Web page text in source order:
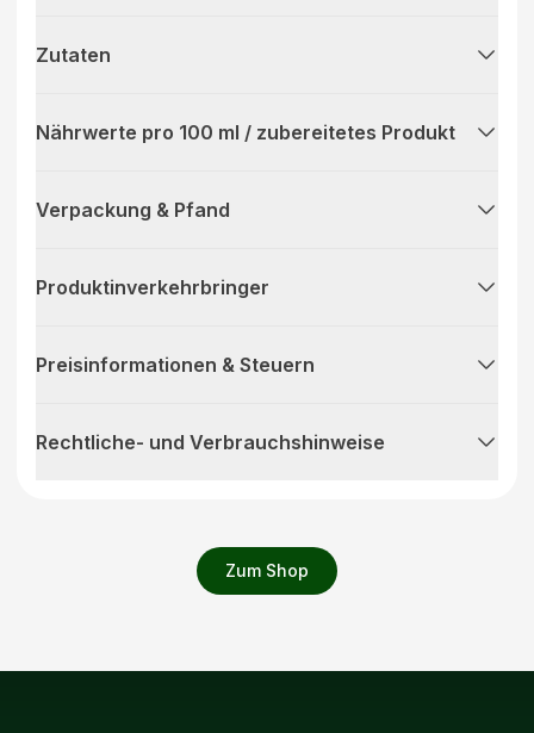
Zum Shop
Zutaten
Nährwerte pro 100 ml / zubereitetes Produkt
Verpackung & Pfand
Produktinverkehrbringer
Preisinformationen & Steuern
Rechtliche- und Verbrauchshinweise